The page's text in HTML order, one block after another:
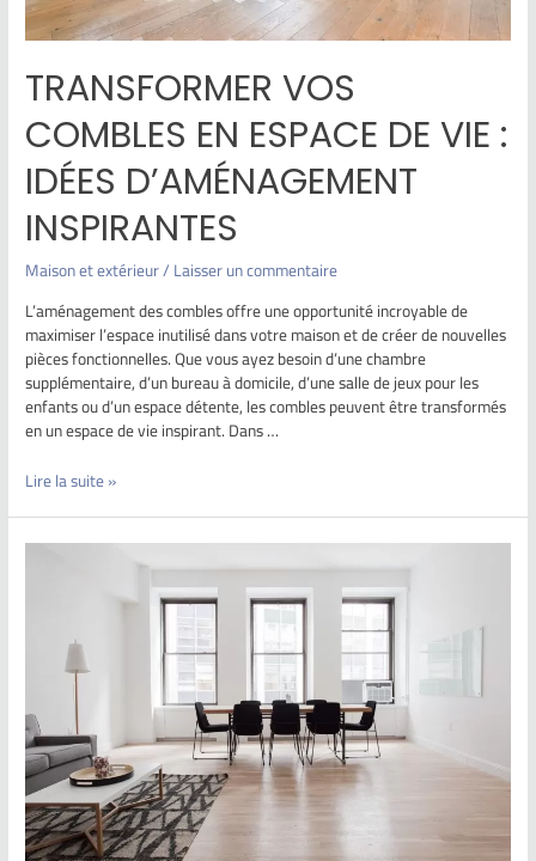
TRANSFORMER VOS
COMBLES EN ESPACE DE VIE :
IDÉES D’AMÉNAGEMENT
INSPIRANTES
Maison et extérieur/Laisser un commentaire
L’aménagement des combles offre une opportunité incroyable de
maximiser l’espace inutilisé dans votre maison et de créer de nouvelles
pièces fonctionnelles. Que vous ayez besoin d’une chambre
supplémentaire, d’un bureau à domicile, d’une salle de jeux pour les
enfants ou d’un espace détente, les combles peuvent être transformés
en un espace de vie inspirant. Dans …
Lire la suite »